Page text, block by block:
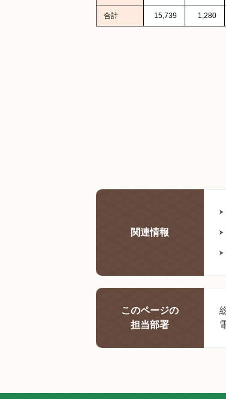
合計 15,739 1,280
関連情報
このページの
担当部署